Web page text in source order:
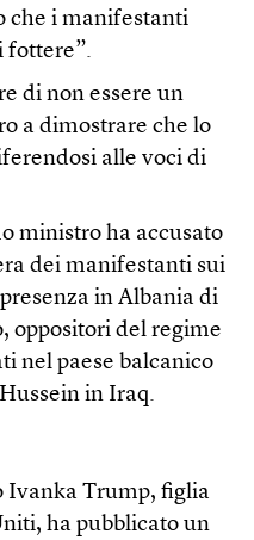
che i manifestanti
fottere”.
di non essere un
a dimostrare che lo
alle voci di
ministro ha accusato
dei manifestanti sui
in Albania di
oppositori del regime
nel paese balcanico
in Iraq.
Ivanka Trump, figlia
ha pubblicato un